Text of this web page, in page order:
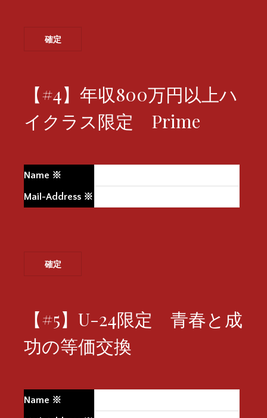
【#4】年収800万円以上ハ
イクラス限定 Prime
Name ※
Mail-Address ※
【#5】U-24限定 青春と成
功の等価交換
Name ※